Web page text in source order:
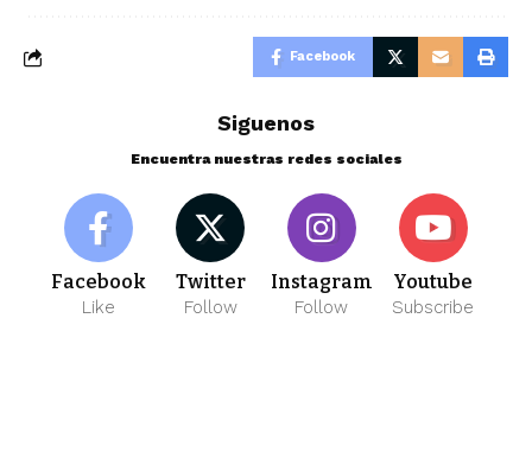
Facebook
Siguenos
Encuentra nuestras redes sociales
Facebook
Like
Twitter
Follow
Instagram
Follow
Youtube
Subscribe